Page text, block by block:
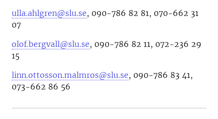
ulla.ahlgren@slu.se, 090-786 82 81, 070-662 31
07
olof.bergvall@slu.se, 090-786 82 11, 072-236 29
15
linn.ottosson.malmros@slu.se, 090-786 83 41,
073-662 86 56